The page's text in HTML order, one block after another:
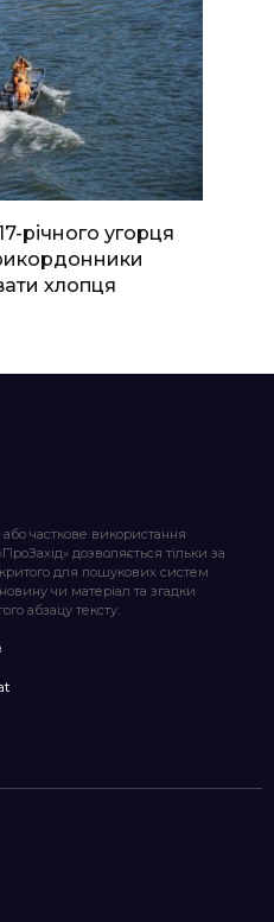
річного угорця
хлопця
часткове використання
дозволяється тільки за
для пошукових систем
чи матеріал та згадки
абзацу тексту.